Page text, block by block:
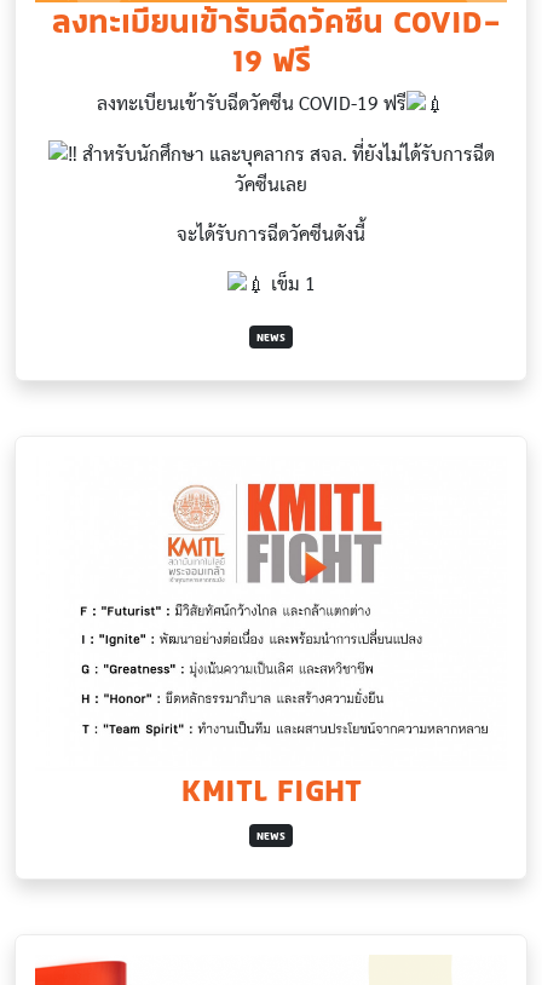
​ ลงทะเบียนเข้ารับฉีดวัคซีน COVID-
19 ฟรี
ลงทะเบียนเข้ารับฉีดวัคซีน COVID-19 ฟรี
สำหรับนักศึกษา และบุคลากร สจล. ที่ยังไม่ได้รับการฉีด
วัคซีนเลย
จะได้รับการฉีดวัคซีนดังนี้
เข็ม 1
NEWS
KMITL FIGHT
NEWS